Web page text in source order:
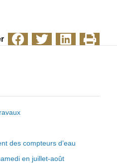
des compteurs d’eau
en juillet-août